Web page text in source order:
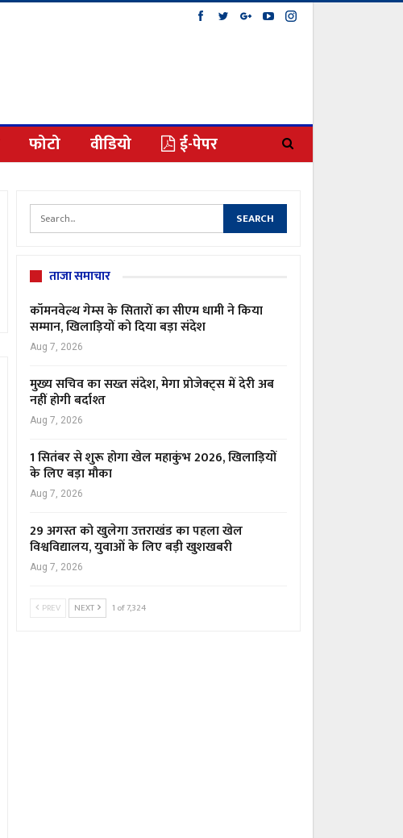
फोटो वीडियो ई-पेपर
ताजा समाचार
कॉमनवेल्थ गेम्स के सितारों का सीएम धामी ने किया
सम्मान, खिलाड़ियों को दिया बड़ा संदेश
Aug 7, 2026
मुख्य सचिव का सख्त संदेश, मेगा प्रोजेक्ट्स में देरी अब
नहीं होगी बर्दाश्त
Aug 7, 2026
1 सितंबर से शुरू होगा खेल महाकुंभ 2026, खिलाड़ियों
के लिए बड़ा मौका
Aug 7, 2026
29 अगस्त को खुलेगा उत्तराखंड का पहला खेल
विश्वविद्यालय, युवाओं के लिए बड़ी खुशखबरी
Aug 7, 2026
PREV NEXT 1 of 7,324